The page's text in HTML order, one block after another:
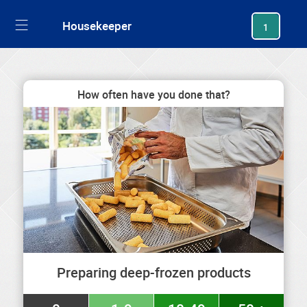
Housekeeper 1
How often have you done that?
Preparing deep-frozen products